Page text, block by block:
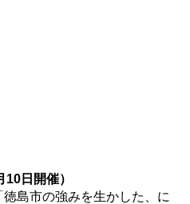
日開催）
島市の強みを生かした、に